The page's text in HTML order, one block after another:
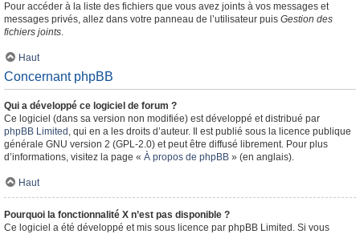
Pour accéder à la liste des fichiers que vous avez joints à vos messages et
messages privés, allez dans votre panneau de l’utilisateur puis Gestion des
fichiers joints.
Haut
Concernant phpBB
Qui a développé ce logiciel de forum ?
Ce logiciel (dans sa version non modifiée) est développé et distribué par
phpBB Limited , qui en a les droits d’auteur. Il est publié sous la licence publique
générale GNU version 2 (GPL-2.0) et peut être diffusé librement. Pour plus
d’informations, visitez la page « À propos de phpBB » (en anglais).
Haut
Pourquoi la fonctionnalité X n’est pas disponible ?
Ce logiciel a été développé et mis sous licence par phpBB Limited. Si vous